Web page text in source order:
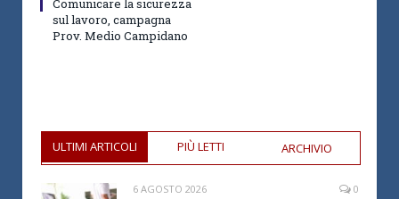
Comunicare la sicurezza
sul lavoro, campagna
Prov. Medio Campidano
ULTIMI ARTICOLI PIÙ LETTI ARCHIVIO
6 AGOSTO 2026 0